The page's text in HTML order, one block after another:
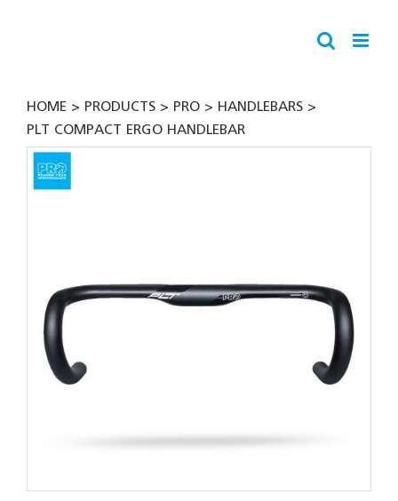
HOME PRODUCTS PRO
HANDLEBARS
PLT COMPACT ERGO HANDLEBAR